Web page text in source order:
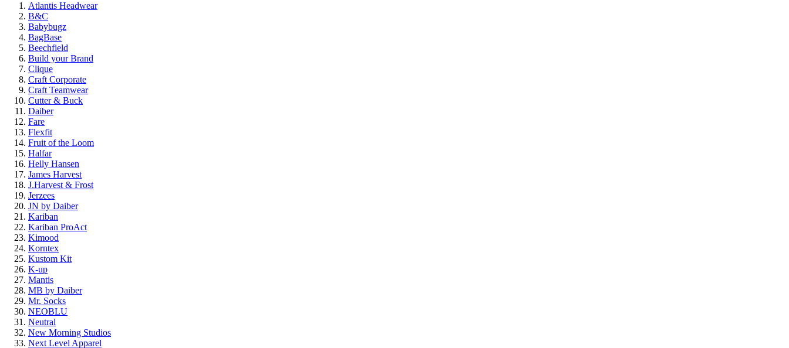
Atlantis Headwear
B&C
Babybugz
BagBase
Beechfield
Build your Brand
Clique
Craft Corporate
Craft Teamwear
Cutter & Buck
Daiber
Fare
Flexfit
Fruit of the Loom
Halfar
Helly Hansen
James Harvest
J.Harvest & Frost
Jerzees
JN by Daiber
Kariban
Kariban ProAct
Kimood
Korntex
Kustom Kit
K-up
Mantis
MB by Daiber
Mr. Socks
NEOBLU
Neutral
New Morning Studios
Next Level Apparel